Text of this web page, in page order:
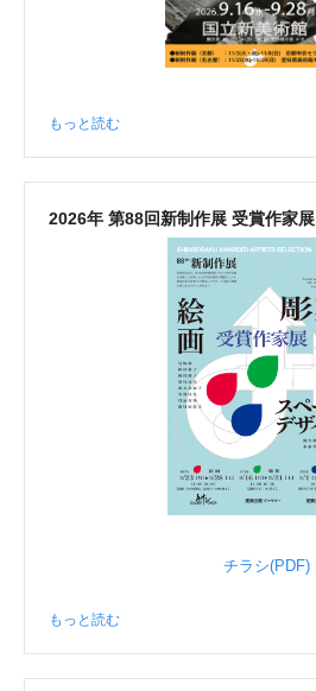
もっと読む
2026年 第88回新制作展 受賞作家展
チラシ(PDF)
もっと読む